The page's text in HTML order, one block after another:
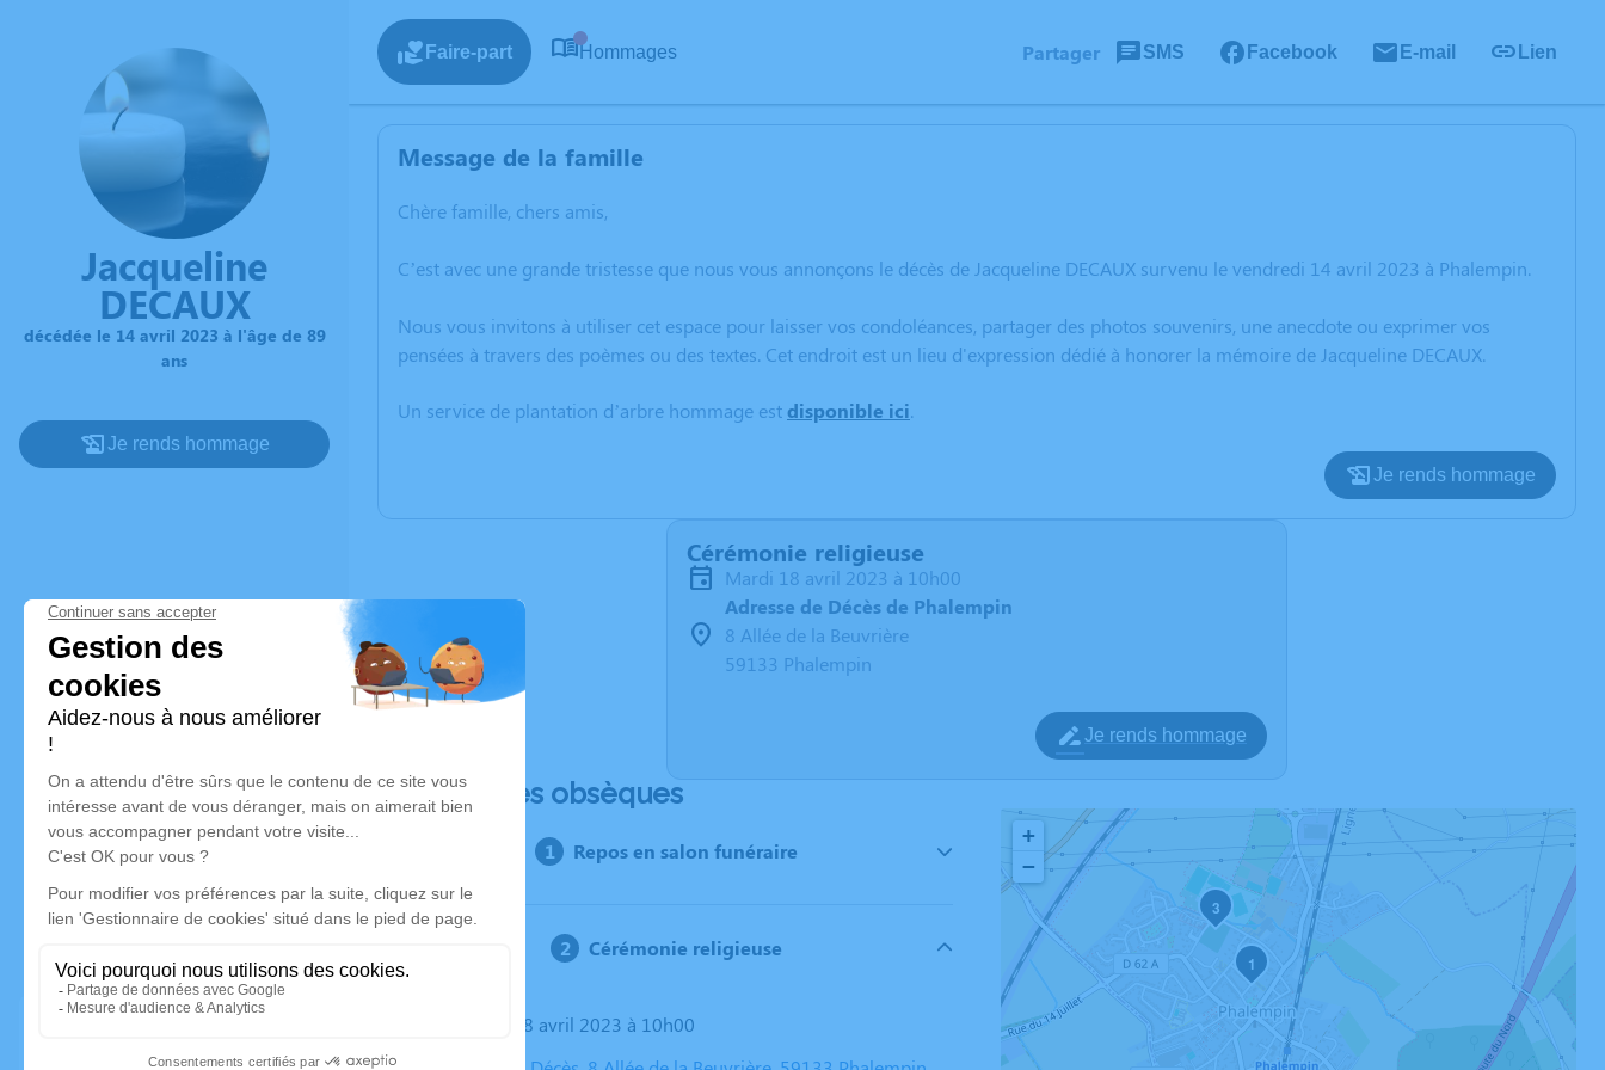
Jacqueline
DECAUX
décédée le 14 avril 2023 à l'âge de 89
ans
Je rends hommage
Faire-part Hommages Partager SMS Facebook E-mail Lien
Message de la famille
Chère famille, chers amis,
C’est avec une grande tristesse que nous vous annonçons le décès de Jacqueline DECAUX survenu le vendredi 14 avril 2023 à Phalempin.
Nous vous invitons à utiliser cet espace pour laisser vos condoléances, partager des photos souvenirs, une anecdote ou exprimer vos
pensées à travers des poèmes ou des textes. Cet endroit est un lieu d'expression dédié à honorer la mémoire de Jacqueline DECAUX.
Un service de plantation d’arbre hommage est disponible ici.
Je rends hommage
Cérémonie religieuse
mardi 18 avril 2023 à 10h00
Adresse de Décès de Phalempin
8 Allée de la Beuvrière
59133 Phalempin
Je rends hommage
Déroulé des obsèques
Repos en salon funéraire
Cérémonie religieuse
Le mardi 18 avril 2023 à 10h00
1
3
+
−